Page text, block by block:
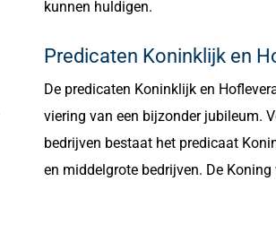
kunnen huldigen.
Predicaten Koninklijk en
De predicaten Koninklijk en
viering van een bijzonder jubileum.
bedrijven bestaat het predicaat
en middelgrote bedrijven. De